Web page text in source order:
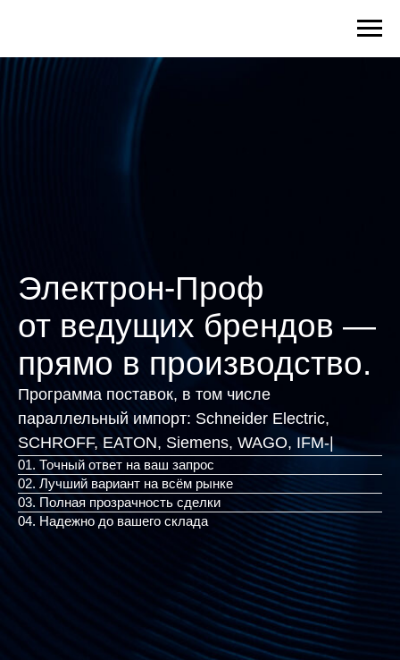
Электрон-Проф
от ведущих брендов —
прямо в производство.
Программа поставок, в том числе
параллельный импорт: Schneider Electric,
SCHROFF, EATON, Sieme|
01. Точный ответ на ваш запрос
02. Лучший вариант на всём рынке
03. Полная прозрачность сделки
04. Надежно до вашего склада